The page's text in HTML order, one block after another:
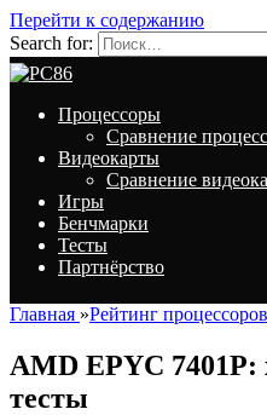
Перейти к содержанию
Search for:
Процессоры
Сравнение
Видеокарты
Сравнение
Игры
Бенчмарки
Тесты
Партнёрство
Главная »Рейтинг процессоров
AMD EPYC 7401P:
тесты